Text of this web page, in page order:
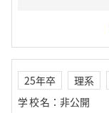
25年卒 理系
学校名 ： 非公開